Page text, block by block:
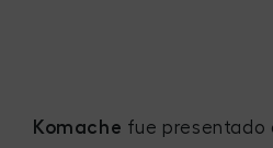
Komache fue presentado